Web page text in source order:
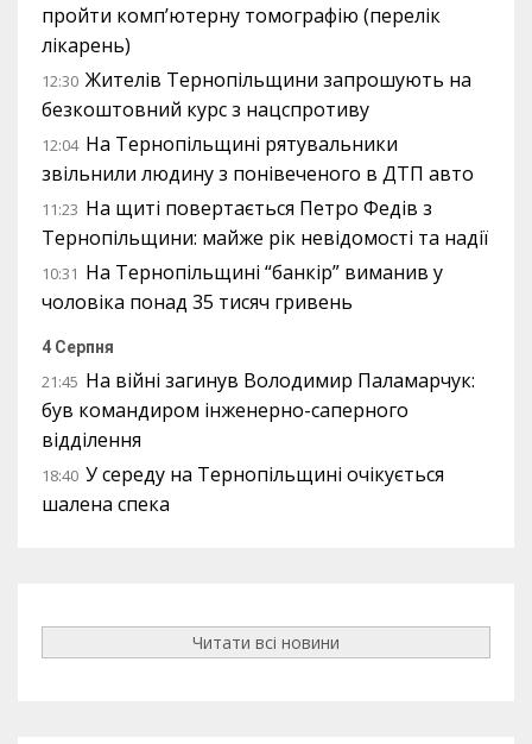
пройти комп’ютерну томографію (перелік
лікарень)
12:30 Жителів Тернопільщини запрошують на
безкоштовний курс з нацспротиву
12:04 На Тернопільщині рятувальники
звільнили людину з понівеченого в ДТП авто
11:23 На щиті повертається Петро Федів з
Тернопільщини: майже рік невідомості та надії
10:31 На Тернопільщині “банкір” виманив у
чоловіка понад 35 тисяч гривень
4 Серпня
21:45 На війні загинув Володимир Паламарчук:
був командиром інженерно-саперного
відділення
18:40 У середу на Тернопільщині очікується
шалена спека
Читати всі новини